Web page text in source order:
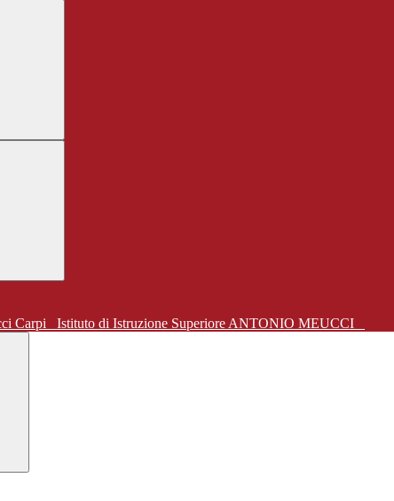
Istituto di Istruzione Superiore ANTONIO MEUCCI